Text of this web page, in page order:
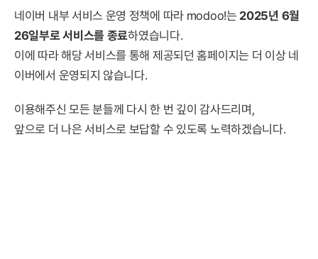
네이버 내부 서비스 운영 정책에 따라 modoo!는 2025년 6월
26일부로 서비스를 종료하였습니다.
이에 따라 해당 서비스를 통해 제공되던 홈페이지는 더 이상 네
이버에서 운영되지 않습니다.
이용해주신 모든 분들께 다시 한 번 깊이 감사드리며,
앞으로 더 나은 서비스로 보답할 수 있도록 노력하겠습니다.